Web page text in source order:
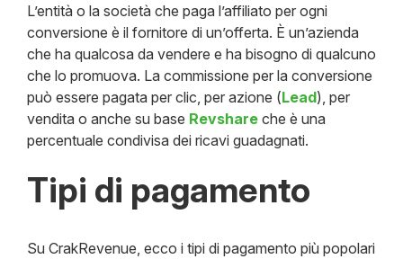
L’entità o la società che paga l’affiliato per ogni
conversione è il fornitore di un’offerta. È un’azienda
che ha qualcosa da vendere e ha bisogno di qualcuno
che lo promuova. La commissione per la conversione
può essere pagata per clic, per azione (Lead), per
vendita o anche su base Revshare che è una
percentuale condivisa dei ricavi guadagnati.
Tipi di pagamento
Su CrakRevenue, ecco i tipi di pagamento più popolari